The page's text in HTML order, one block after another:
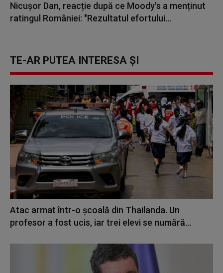
Nicușor Dan, reacție după ce Moody's a menținut
ratingul României: "Rezultatul efortului...
TE-AR PUTEA INTERESA ȘI
Atac armat într-o școală din Thailanda. Un
profesor a fost ucis, iar trei elevi se numără...